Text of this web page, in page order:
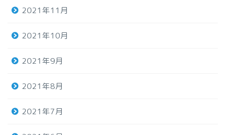
2021年11月
2021年10月
2021年9月
2021年8月
2021年7月